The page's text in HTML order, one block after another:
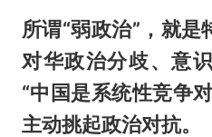
所谓“弱政治”，就
对华政治分歧、意
“中国是系统性竞争
主动挑起政治对抗。